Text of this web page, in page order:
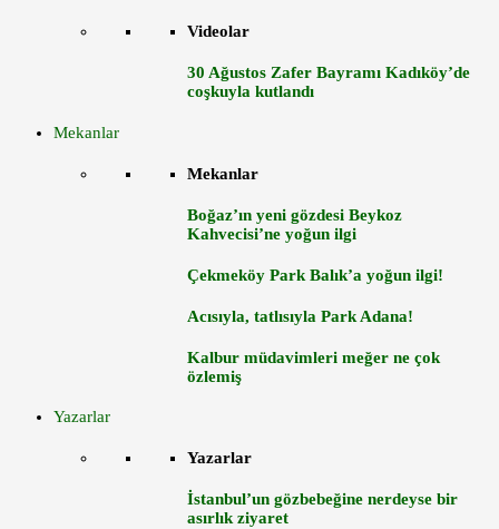
Videolar
30 Ağustos Zafer Bayramı Kadıköy’de
coşkuyla kutlandı
Mekanlar
Mekanlar
Boğaz’ın yeni gözdesi Beykoz
Kahvecisi’ne yoğun ilgi
Çekmeköy Park Balık’a yoğun ilgi!
Acısıyla, tatlısıyla Park Adana!
Kalbur müdavimleri meğer ne çok
özlemiş
Yazarlar
Yazarlar
İstanbul’un gözbebeğine nerdeyse bir
asırlık ziyaret